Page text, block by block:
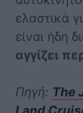
ελαστικά
είναι ήδη
αγγίζει
Πηγή: The